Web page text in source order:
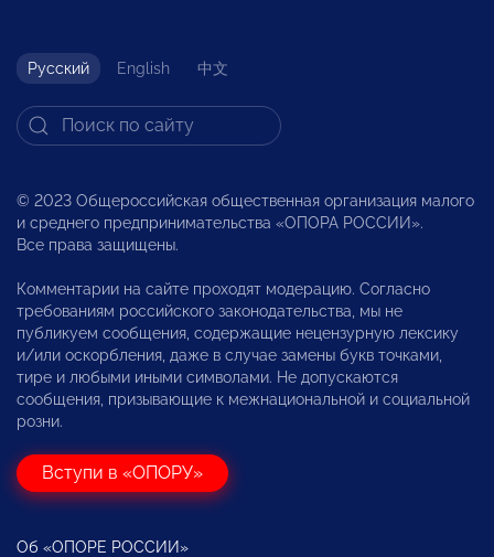
Русский English 中文
© 2023 Общероссийская общественная организация малого
и среднего предпринимательства «ОПОРА РОССИИ».
Все права защищены.
Комментарии на сайте проходят модерацию. Согласно
требованиям российского законодательства, мы не
публикуем сообщения, содержащие нецензурную лексику
и/или оскорбления, даже в случае замены букв точками,
тире и любыми иными символами. Не допускаются
сообщения, призывающие к межнациональной и социальной
розни.
Вступи в «ОПОРУ»
Об «ОПОРЕ РОССИИ»